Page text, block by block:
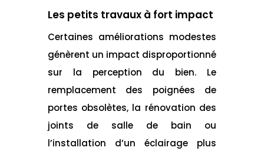
Les petits travaux à fort impact
Certaines améliorations modestes
génèrent un impact disproportionné
sur la perception du bien. Le
remplacement des poignées de
portes obsolètes, la rénovation des
joints de salle de bain ou
l’installation d’un éclairage plus